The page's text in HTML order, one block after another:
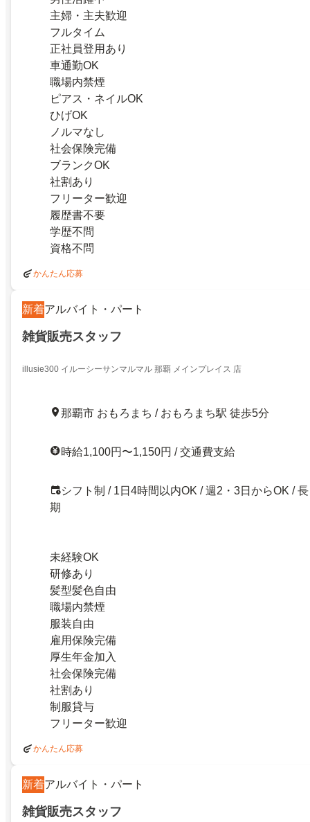
主婦・主夫歓迎
フルタイム
正社員登用あり
車通勤OK
職場内禁煙
ピアス・ネイルOK
ひげOK
ノルマなし
社会保険完備
ブランクOK
社割あり
フリーター歓迎
履歴書不要
学歴不問
資格不問
かんたん応募
新着アルバイト・パート
雑貨販売スタッフ
illusie300 イルーシーサンマルマル 那覇 メインプレイス 店
那覇市 おもろまち / おもろまち駅 徒歩5分
時給1,100円〜1,150円 / 交通費支給
シフト制 / 1日4時間以内OK / 週2・3日からOK / 長
期
未経験OK
研修あり
髪型髪色自由
職場内禁煙
服装自由
雇用保険完備
厚生年金加入
社会保険完備
社割あり
制服貸与
フリーター歓迎
かんたん応募
新着アルバイト・パート
雑貨販売スタッフ